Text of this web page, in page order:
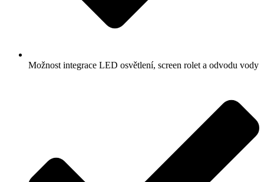
Možnost integrace LED osvětlení, screen rolet a odvodu vody